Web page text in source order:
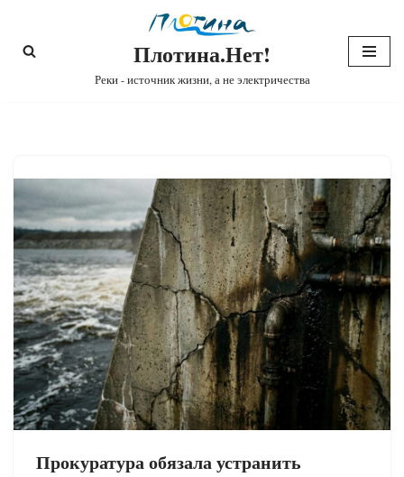
Перейти
Плотина.Нет!
Реки - источник жизни, а не электричества
Прокуратура обязала устранить